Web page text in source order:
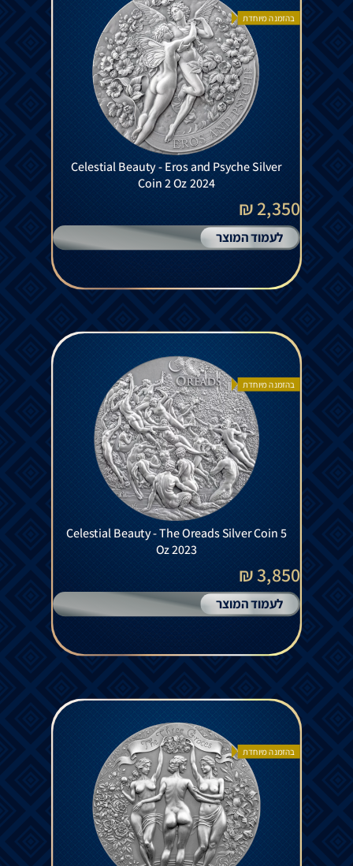
בהזמנה מיוחדת
Celestial Beauty - Eros and Psyche Silver
Coin 2 Oz 2024
2,350 ₪
לעמוד המוצר
בהזמנה מיוחדת
Celestial Beauty - The Oreads Silver Coin 5
Oz 2023
3,850 ₪
לעמוד המוצר
בהזמנה מיוחדת